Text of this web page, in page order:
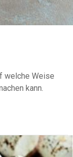
welche Weise
kann.